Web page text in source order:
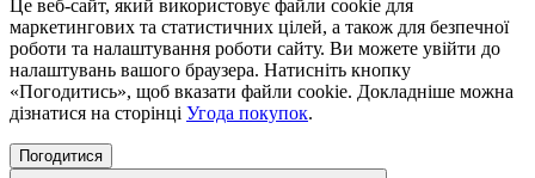
Це веб-сайт, який використовує файли cookie для
маркетингових та статистичних цілей, а також для безпечної
роботи та налаштування роботи сайту. Ви можете увійти до
налаштувань вашого браузера. Натисніть кнопку
«Погодитись», щоб вказати файли cookie. Докладніше можна
дізнатися на сторінці Угода покупок.
Погодитися